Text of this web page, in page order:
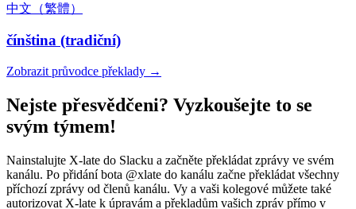
中文（繁體）
čínština (tradiční)
Zobrazit průvodce překlady →
Nejste přesvědčeni? Vyzkoušejte to se
svým týmem!
Nainstalujte X-late do Slacku a začněte překládat zprávy ve svém
kanálu. Po přidání bota @xlate do kanálu začne překládat všechny
příchozí zprávy od členů kanálu. Vy a vaši kolegové můžete také
autorizovat X-late k úpravám a překladům vašich zpráv přímo v